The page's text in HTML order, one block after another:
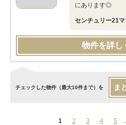
にあります◎
センチュリー21
物件を詳し
チェックした物件（最大10件まで）を ま
1 2 3 4 5